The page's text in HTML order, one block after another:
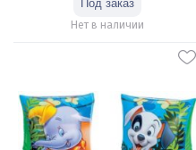
Нет в наличии